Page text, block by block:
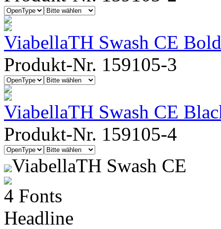
ViabellaTH Swash CE Bold
Produkt-Nr. 159105-3
ViabellaTH Swash CE
Produkt-Nr. 159105-4
ViabellaTH Swash CE
4 Fonts
Headline